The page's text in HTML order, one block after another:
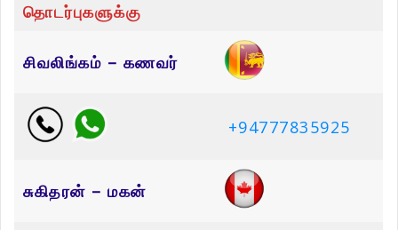
தொடர்புகளுக்கு
சிவலிங்கம் – கணவர்
+94777835925
சுகிதரன் – மகன்